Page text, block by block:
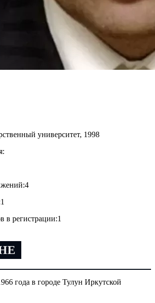
университет, 1998
4
1
в регистрации:1
года в городе Тулун Иркутской